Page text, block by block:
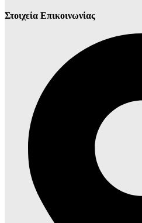
Στοιχεία Επικοινωνίας